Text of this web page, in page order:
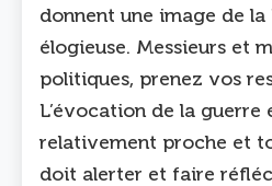
donnent une image de la
élogieuse. Messieurs et
politiques, prenez vos
L’évocation de la guerre
relativement proche et
doit alerter et faire